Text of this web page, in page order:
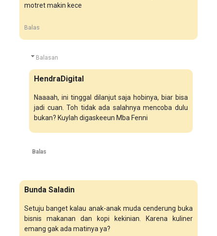
motret makin kece
Balas
Balasan
HendraDigital
Naaaah, ini tinggal dilanjut saja hobinya, biar bisa
jadi cuan. Toh tidak ada salahnya mencoba dulu
bukan? Kuylah digaskeeun Mba Fenni
Balas
Bunda Saladin
Setuju banget kalau anak-anak muda cenderung buka
bisnis makanan dan kopi kekinian. Karena kuliner
emang gak ada matinya ya?